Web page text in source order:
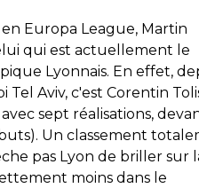
Europa League, Martin
qui est actuellement le
Lyonnais. En effet,
Aviv, c'est Corentin
sept réalisations,
Un classement
pas Lyon de briller sur
moins dans le